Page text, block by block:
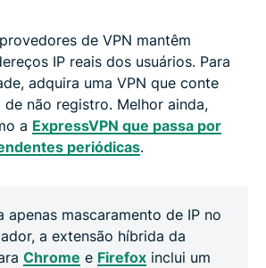
de VPN mantêm
IP reais dos usuários. Para
adquira uma VPN que conte
não registro. Melhor ainda,
a ExpressVPN que passa por
periódicas.
apenas mascaramento de IP no
a extensão híbrida da
Chrome e Firefox inclui um